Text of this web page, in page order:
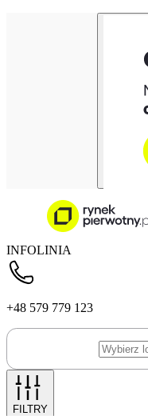
INFOLINIA
+48 579 779 123
FILTRY